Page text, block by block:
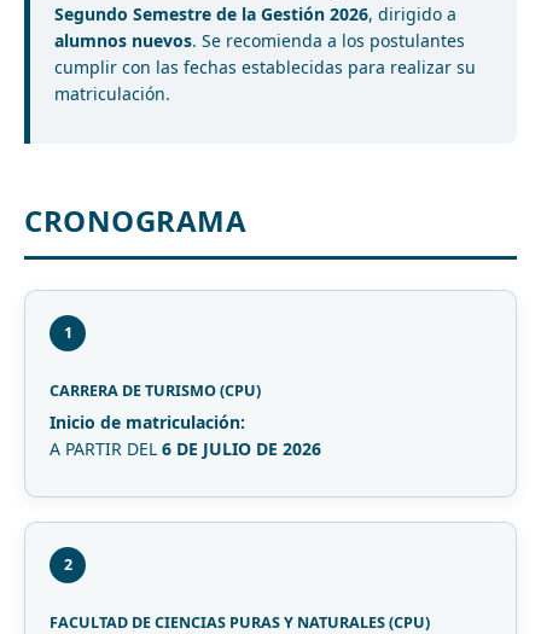
Segundo Semestre de la Gestión 2026, dirigido a
alumnos nuevos. Se recomienda a los postulantes
cumplir con las fechas establecidas para realizar su
matriculación.
CRONOGRAMA
1
CARRERA DE TURISMO (CPU)
Inicio de matriculación:
A PARTIR DEL 6 DE JULIO DE 2026
2
FACULTAD DE CIENCIAS PURAS Y NATURALES (CPU)